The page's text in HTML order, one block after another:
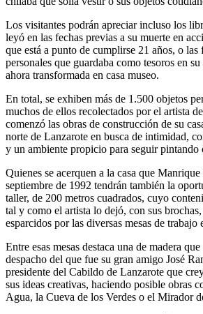
Los visitantes podrán apreciar incluso los
leyó en las fechas previas a su muerte en
que está a punto de cumplirse 21 años, o las
personales que guardaba como tesoros en
ahora transformada en casa museo.
En total, se exhiben más de 1.500 objetos
muchos de ellos recolectados por el artista
comenzó las obras de construcción de su
norte de Lanzarote en busca de intimidad,
y un ambiente propicio para seguir pintando
Quienes se acerquen a la casa que
septiembre de 1992 tendrán también la
taller, de 200 metros cuadrados, cuyo
tal y como el artista lo dejó, con sus
esparcidos por las diversas mesas de trabajo
Entre esas mesas destaca una de madera
despacho del que fue su gran amigo José
presidente del Cabildo de Lanzarote que
sus ideas creativas, haciendo posible obras
Agua, la Cueva de los Verdes o el Mirador